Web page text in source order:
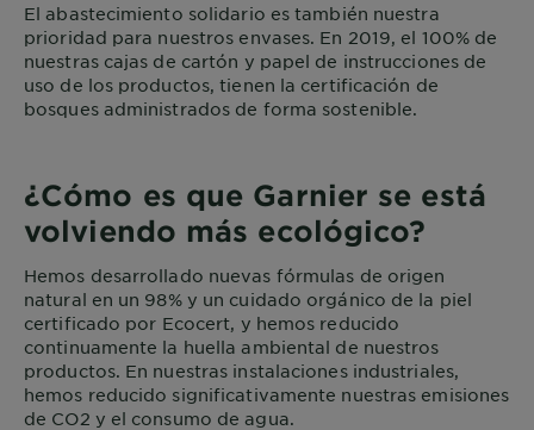
El abastecimiento solidario es también nuestra
prioridad para nuestros envases. En 2019, el 100% de
nuestras cajas de cartón y papel de instrucciones de
uso de los productos, tienen la certificación de
bosques administrados de forma sostenible.
¿Cómo es que Garnier se está
volviendo más ecológico?
Hemos desarrollado nuevas fórmulas de origen
natural en un 98% y un cuidado orgánico de la piel
certificado por Ecocert, y hemos reducido
continuamente la huella ambiental de nuestros
productos. En nuestras instalaciones industriales,
hemos reducido significativamente nuestras emisiones
de CO2 y el consumo de agua.